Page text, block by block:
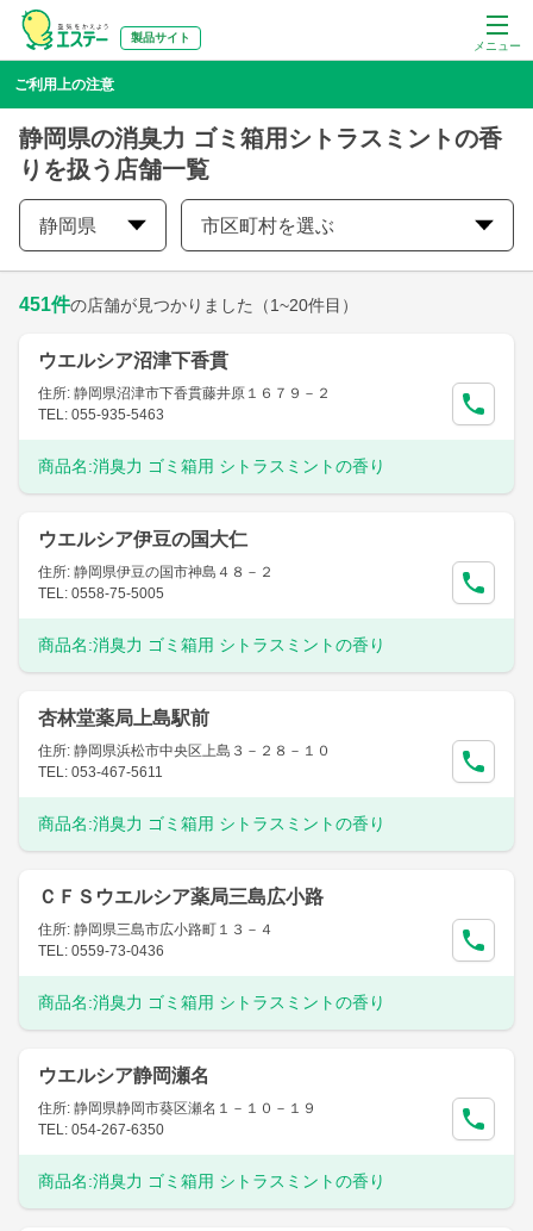
メニュー
製品サイト
ご利用上の注意
静岡県の消臭力 ゴミ箱用シトラスミントの香
りを扱う店舗一覧
静岡県 市区町村を選ぶ
451件の店舗が見つかりました （1~20件目）
ウエルシア沼津下香貫
住所: 静岡県沼津市下香貫藤井原１６７９－２
TEL: 055-935-5463
商品名:消臭力 ゴミ箱用 シトラスミントの香り
ウエルシア伊豆の国大仁
住所: 静岡県伊豆の国市神島４８－２
TEL: 0558-75-5005
商品名:消臭力 ゴミ箱用 シトラスミントの香り
杏林堂薬局上島駅前
住所: 静岡県浜松市中央区上島３－２８－１０
TEL: 053-467-5611
商品名:消臭力 ゴミ箱用 シトラスミントの香り
ＣＦＳウエルシア薬局三島広小路
住所: 静岡県三島市広小路町１３－４
TEL: 0559-73-0436
商品名:消臭力 ゴミ箱用 シトラスミントの香り
ウエルシア静岡瀬名
住所: 静岡県静岡市葵区瀬名１－１０－１９
TEL: 054-267-6350
商品名:消臭力 ゴミ箱用 シトラスミントの香り